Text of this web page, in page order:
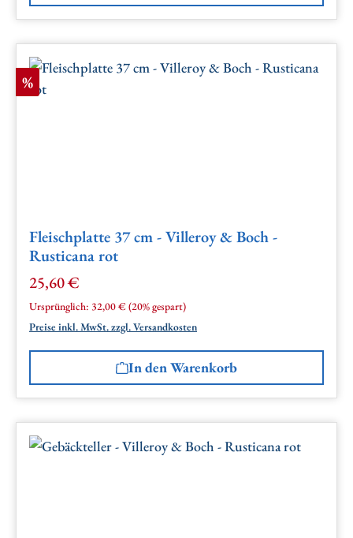
Rabatt
%
Fleischplatte 37 cm - Villeroy & Boch -
Rusticana rot
Verkaufspreis:
25,60 €
Ursprünglich: Regulärer Preis:
32,00 €(20% gespart)
Preise inkl. MwSt. zzgl. Versandkosten
In den Warenkorb